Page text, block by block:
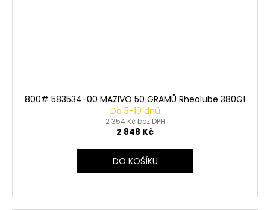
800# 583534-00 MAZIVO 50 GRAMŮ Rheolube 380G1
Do 5-10 dnů
2 354 Kč bez DPH
2 848 Kč
DO KOŠÍKU